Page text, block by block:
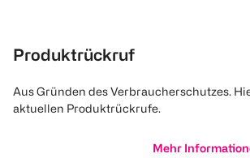
Produktrückruf
Aus Gründen des Verbraucherschutzes.
aktuellen Produktrückrufe.
Mehr